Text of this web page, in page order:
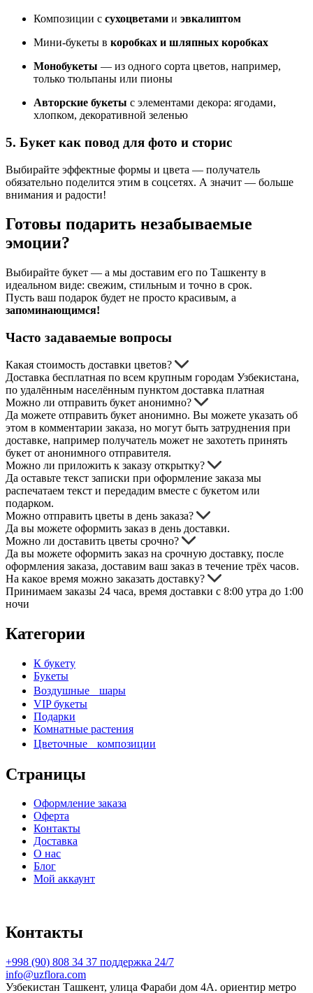
Композиции с сухоцветами и эвкалиптом
Мини-букеты в коробках и шляпных коробках
Монобукеты — из одного сорта цветов, например,
только тюльпаны или пионы
Авторские букеты с элементами декора: ягодами,
хлопком, декоративной зеленью
5. Букет как повод для фото и сторис
Выбирайте эффектные формы и цвета — получатель
обязательно поделится этим в соцсетях. А значит — больше
внимания и радости!
Готовы подарить незабываемые
эмоции?
Выбирайте букет — а мы доставим его по Ташкенту в
идеальном виде: свежим, стильным и точно в срок.
Пусть ваш подарок будет не просто красивым, а
запоминающимся!
Часто задаваемые вопросы
Какая стоимость доставки цветов?
Доставка бесплатная по всем крупным городам Узбекистана,
по удалённым населённым пунктом доставка платная
Можно ли отправить букет анонимно?
Да можете отправить букет анонимно. Вы можете указать об
этом в комментарии заказа, но могут быть затруднения при
доставке, например получатель может не захотеть принять
букет от анонимного отправителя.
Можно ли приложить к заказу открытку?
Да оставьте текст записки при оформление заказа мы
распечатаем текст и передадим вместе с букетом или
подарком.
Можно отправить цветы в день заказа?
Да вы можете оформить заказ в день доставки.
Можно ли доставить цветы срочно?
Да вы можете оформить заказ на срочную доставку, после
оформления заказа, доставим ваш заказ в течение трёх часов.
На какое время можно заказать доставку?
Принимаем заказы 24 часа, время доставки с 8:00 утра до 1:00
ночи
Категории
К букету
Букеты
Воздушные шары
VIP букеты
Подарки
Комнатные растения
Цветочные композиции
Страницы
Оформление заказа
Оферта
Контакты
Доставка
О нас
Блог
Мой аккаунт
Контакты
+998 (90) 808 34 37 поддержка 24/7
info@uzflora.com
Узбекистан Ташкент, улица Фараби дом 4A. ориентир метро